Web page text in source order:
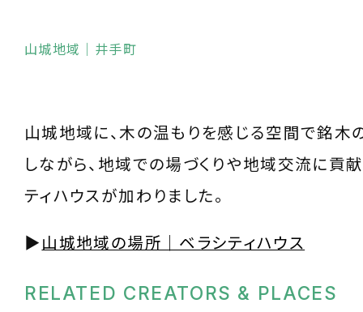
山城地域 ｜井手町
山城地域に、木の温もりを感じる空間で銘木
しながら、地域での場づくりや地域交流に貢
ティハウスが加わりました。
▶︎山城地域の場所｜ベラシティハウス
RELATED CREATORS & PLACES